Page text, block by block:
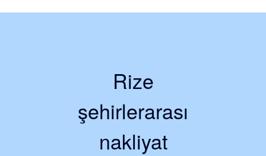
Rize
şehirlerarası
nakliyat